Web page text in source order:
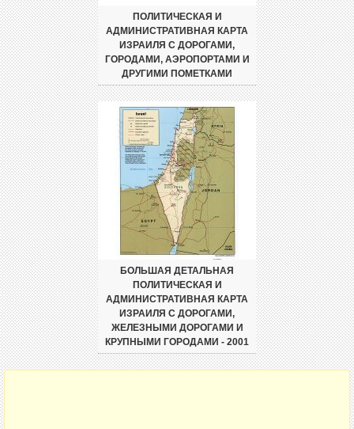
ПОЛИТИЧЕСКАЯ И
АДМИНИСТРАТИВНАЯ КАРТА
ИЗРАИЛЯ С ДОРОГАМИ,
ГОРОДАМИ, АЭРОПОРТАМИ И
ДРУГИМИ ПОМЕТКАМИ
БОЛЬШАЯ ДЕТАЛЬНАЯ
ПОЛИТИЧЕСКАЯ И
АДМИНИСТРАТИВНАЯ КАРТА
ИЗРАИЛЯ С ДОРОГАМИ,
ЖЕЛЕЗНЫМИ ДОРОГАМИ И
КРУПНЫМИ ГОРОДАМИ - 2001